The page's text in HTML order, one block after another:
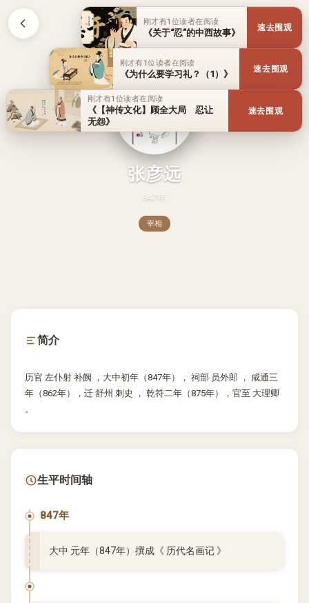
张彦远
847年
宰相
简介
历官 左仆射 补阙 ，大中初年（847年）， 祠部 员外郎 ， 咸通三
年（862年），迁 舒州 刺史 ， 乾符二年（875年），官至 大理卿
。
生平时间轴
847年
大中 元年（847年）撰成《 历代名画记 》
刚才有1位读者在阅读
《关于“忍”的中西故事》 速去围观
刚才有1位读者在阅读
《为什么要学习礼？（1）》 速去围观
刚才有1位读者在阅读
《【神传文化】顾全大局 忍让
无怨》
速去围观